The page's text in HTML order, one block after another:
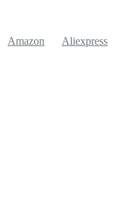
Amazon Aliexpress